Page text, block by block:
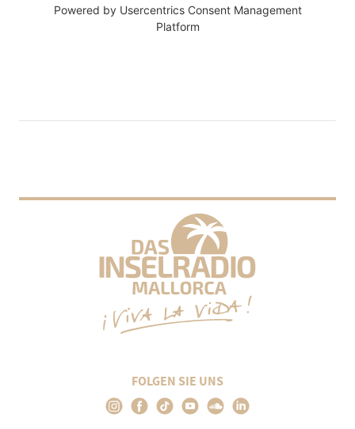
Powered by Usercentrics Consent Management
Platform
FOLGEN SIE UNS